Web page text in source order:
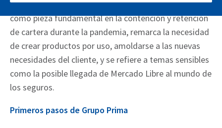
Hugo Yovino destaca el rol del Productor Asesor
como pieza fundamental en la contención y retención
de cartera durante la pandemia, remarca la necesidad
de crear productos por uso, amoldarse a las nuevas
necesidades del cliente, y se refiere a temas sensibles
como la posible llegada de Mercado Libre al mundo de
los seguros.
Primeros pasos de Grupo Prima